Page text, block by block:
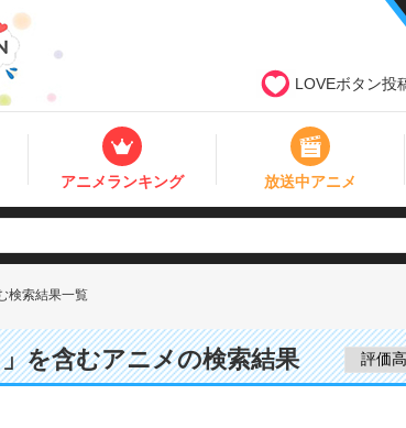
LOVEボタン投
アニメランキング 放送中アニメ
検索結果一覧
を含むアニメの検索結果